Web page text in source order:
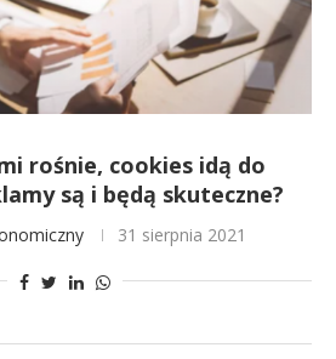
rośnie, cookies idą do
są i będą skuteczne?
31 sierpnia 2021